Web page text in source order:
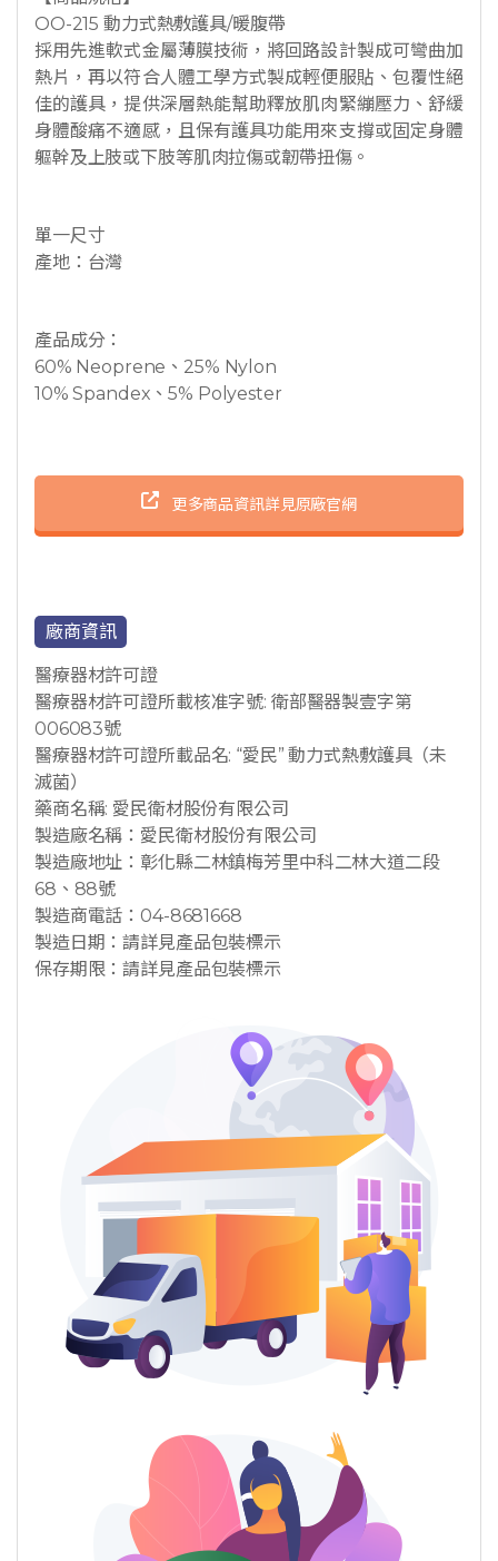
OO-215 動力式熱敷護具/暖腹帶
採用先進軟式金屬薄膜技術，將回路設計製成可彎曲加
熱片，再以符合人體工學方式製成輕便服貼、包覆性絕
佳的護具，提供深層熱能幫助釋放肌肉緊繃壓力、舒緩
身體酸痛不適感，且保有護具功能用來支撐或固定身體
軀幹及上肢或下肢等肌肉拉傷或韌帶扭傷。
單一尺寸
產地：台灣
產品成分：
60% Neoprene、25% Nylon
10% Spandex、5% Polyester
更多商品資訊詳見原廠官網
廠商資訊
醫療器材許可證
醫療器材許可證所載核准字號: 衛部醫器製壹字第
006083號
醫療器材許可證所載品名: “愛民” 動力式熱敷護具（未
滅菌）
藥商名稱: 愛民衛材股份有限公司
製造廠名稱：愛民衛材股份有限公司
製造廠地址：彰化縣二林鎮梅芳里中科二林大道二段
68、88號
製造商電話：04-8681668
製造日期：請詳見產品包裝標示
保存期限：請詳見產品包裝標示